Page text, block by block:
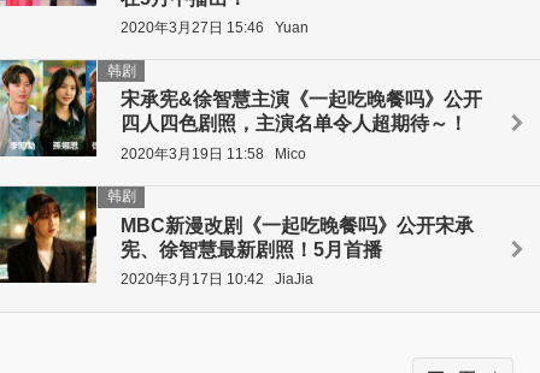
2020年3月27日 15:46 Yuan
宋承宪&徐智慧主演《一起吃晚餐吗》公开
四人四色剧照，主演名单令人超期待～！
韩剧
2020年3月19日 11:58 Mico
MBC新漫改剧《一起吃晚餐吗》公开宋承
宪、徐智慧最新剧照！5月首播
韩剧
2020年3月17日 10:42 JiaJia